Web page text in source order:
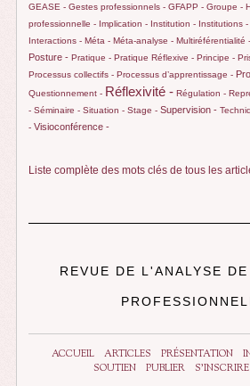
GEASE - Gestes professionnels - GFAPP - Groupe -
professionnelle - Implication - Institution - Institutions -
Interactions - Méta - Méta-analyse - Multiréférentialité -
Posture - Pratique - Pratique Réflexive - Principe -
Processus collectifs - Processus d’apprentissage -
Questionnement - Réflexivité - Régulation -
- Séminaire - Situation - Stage - Supervision -
- Visioconférence -
Liste complète des mots clés de tous les
REVUE DE L'ANALYSE
ACCUEIL ARTICLES PRÉSENTATION
SOUTIEN
PUBLIER S’INSCRIRE